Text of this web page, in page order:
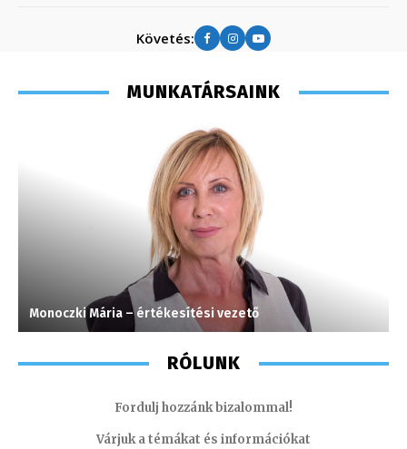
Követés:
MUNKATÁRSAINK
Monoczki Mária – értékesítési vezető
RÓLUNK
Fordulj hozzánk bizalommal!
Várjuk a témákat és információkat